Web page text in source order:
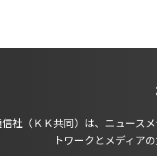
社（ＫＫ共同）は、ニュース
トワークとメディア